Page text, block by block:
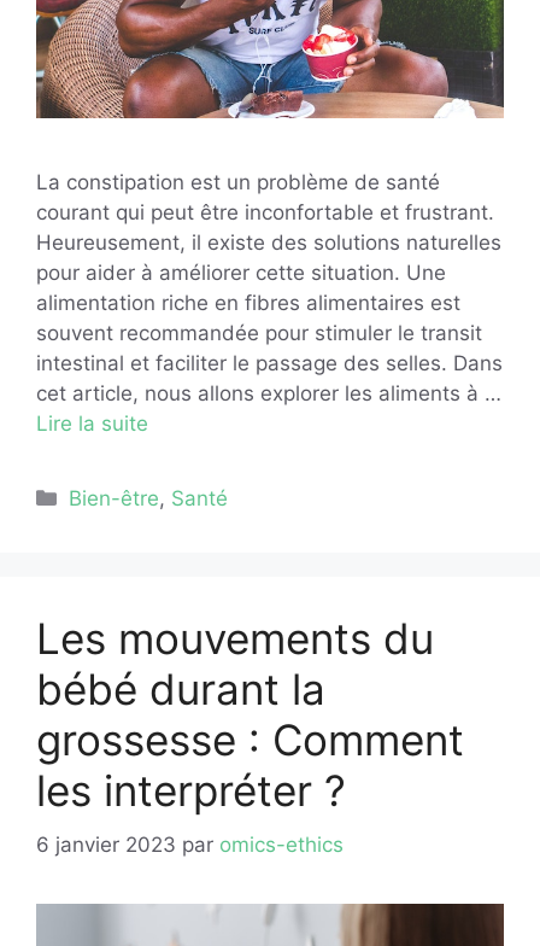
La constipation est un problème de santé
courant qui peut être inconfortable et frustrant.
Heureusement, il existe des solutions naturelles
pour aider à améliorer cette situation. Une
alimentation riche en fibres alimentaires est
souvent recommandée pour stimuler le transit
intestinal et faciliter le passage des selles. Dans
cet article, nous allons explorer les aliments à …
Lire la suite
Catégories
Bien-être, Santé
Les mouvements du
bébé durant la
grossesse : Comment
les interpréter ?
6 janvier 2023 par omics-ethics